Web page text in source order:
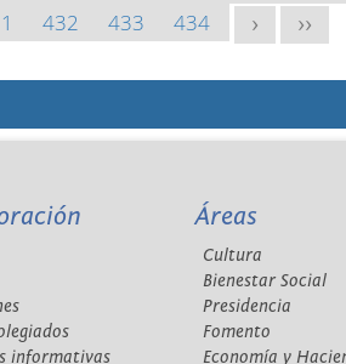
432 433 434 > >>
informativas
Áreas
Cultura
Bienestar Social
Presidencia
Fomento
Economía y